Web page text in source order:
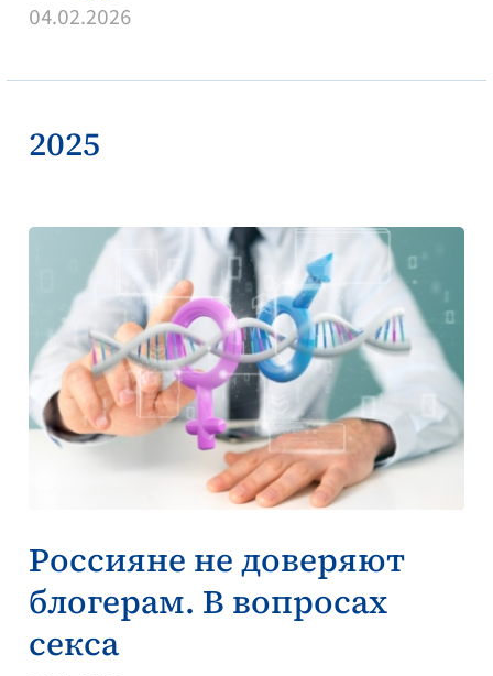
04.02.2026
2025
Россияне не доверяют
блогерам. В вопросах
секса